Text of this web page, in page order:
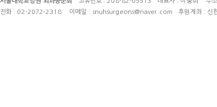
전화 : 02-2072-2318 이메일 : snuhsurgeons@naver.com 후원계좌 : 신한